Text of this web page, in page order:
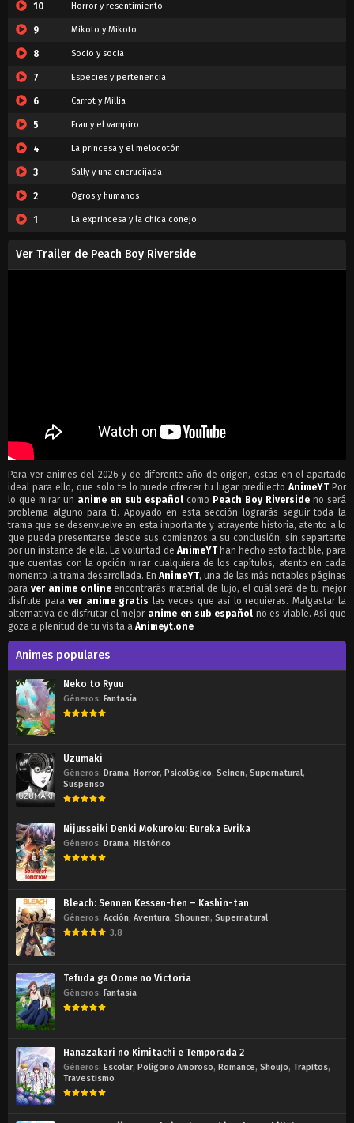
10 Horror y resentimiento
9 Mikoto y Mikoto
8 Socio y socia
7 Especies y pertenencia
6 Carrot y Millia
5 Frau y el vampiro
4 La princesa y el melocotón
3 Sally y una encrucijada
2 Ogros y humanos
1 La exprincesa y la chica conejo
Ver Trailer de Peach Boy Riverside
Para ver animes del 2026 y de diferente año de origen, estas en el apartado
ideal para ello, que solo te lo puede ofrecer tu lugar predilectoAnimeYTPor
lo que mirar un anime en sub español como Peach Boy Riverside no será
problema alguno para ti. Apoyado en esta sección lograrás seguir toda la
trama que se desenvuelve en esta importante y atrayente historia, atento a lo
que pueda presentarse desde sus comienzos a su conclusión, sin separtarte
por un instante de ella. La voluntad de AnimeYThan hecho esto factible, para
que cuentas con la opción mirar cualquiera de los capítulos, atento en cada
momento la trama desarrollada. En AnimeYT, una de las más notables páginas
para ver anime onlineencontrarás material de lujo, el cuál será de tu mejor
disfrute para ver anime gratis las veces que así lo requieras. Malgastar la
alternativa de disfrutar el mejor anime en sub españolno es viable. Así que
goza a plenitud de tu visita a Animeyt.one
Animes populares
Neko to Ryuu
Géneros: Fantasía
Uzumaki
Géneros: Drama, Horror, Psicológico, Seinen, Supernatural,
Suspenso
Nijusseiki Denki Mokuroku: Eureka Evrika
Géneros: Drama, Histórico
Bleach: Sennen Kessen-hen – Kashin-tan
Géneros: Acción, Aventura, Shounen, Supernatural
3.8
Tefuda ga Oome no Victoria
Géneros: Fantasía
Hanazakari no Kimitachi e Temporada 2
Géneros: Escolar, Polígono Amoroso, Romance, Shoujo, Trapitos,
Travestismo